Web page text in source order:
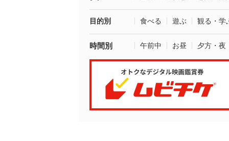
目的別 食べる 遊ぶ 観る・学
時間別 午前中 お昼 夕方・夜